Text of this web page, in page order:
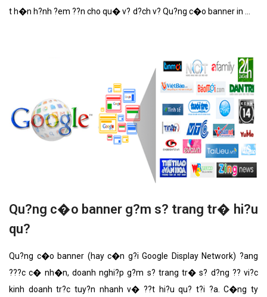
t h�n h?nh ?em ??n cho qu� v? d?ch v? Qu?ng c�o banner in �o
Qu?ng c�o banner g?m s? trang tr� hi?u
qu?
Qu?ng c�o banner (hay c�n g?i Google Display Network) ?ang
???c c� nh�n, doanh nghi?p g?m s? trang tr� s? d?ng ?? vi?c
kinh doanh tr?c tuy?n nhanh v� ??t hi?u qu? t?i ?a. C�ng ty